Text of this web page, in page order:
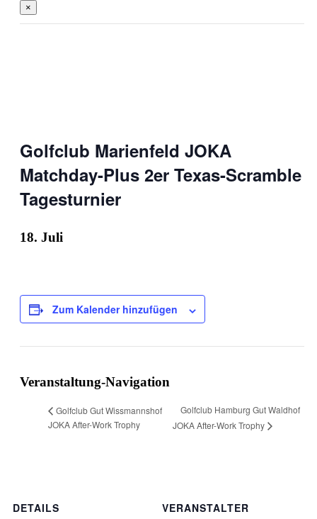
×
Golfclub Marienfeld JOKA
Matchday-Plus 2er Texas-Scramble
Tagesturnier
18. Juli
Zum Kalender hinzufügen
Veranstaltung-Navigation
Golfclub Gut Wissmannshof
JOKA After-Work Trophy
Golfclub Hamburg Gut Waldhof
JOKA After-Work Trophy
DETAILS
VERANSTALTER